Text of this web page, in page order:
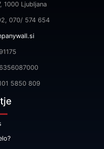
1000 Ljubljana
070/ 574 654
5850 809